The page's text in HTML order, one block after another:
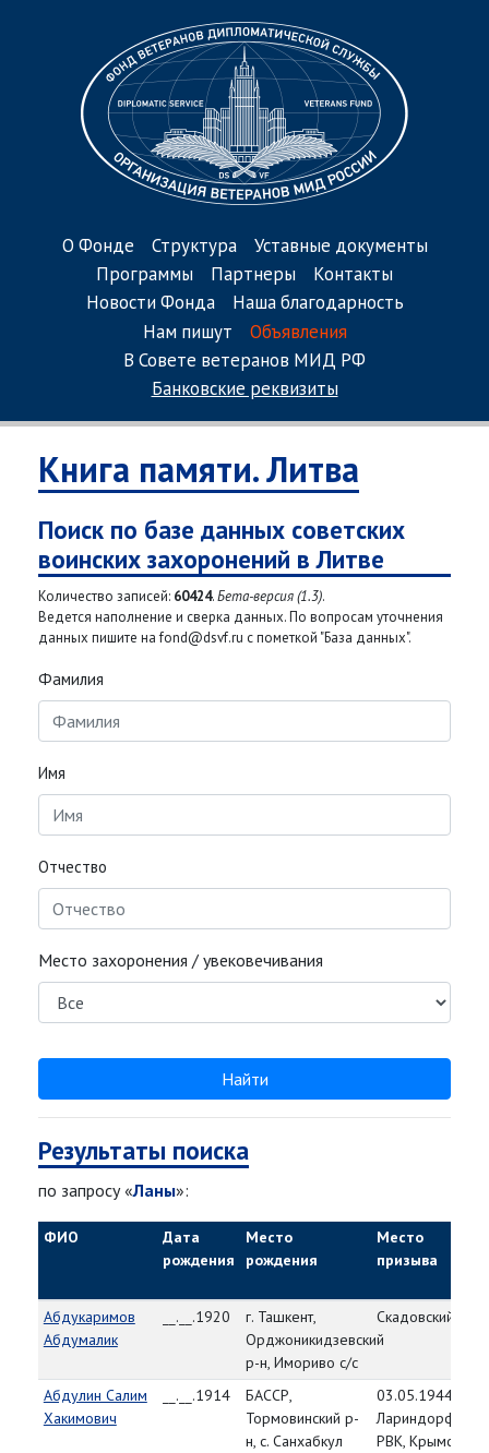
О Фонде Структура
Уставные документы
Программы
Партнеры
Контакты
Новости Фонда
Наша благодарность
Нам пишут
Объявления
В Совете ветеранов МИД РФ
Банковские реквизиты
Книга памяти. Литва
Поиск по базе данных советских
воинских захоронений в Литве
Количество записей: 60424.Бета-версия (1.3).
Ведется наполнение и сверка данных. По вопросам уточнения
данных пишите на fond@dsvf.ru с пометкой "База данных".
Фамилия
Имя
Отчество
Место захоронения / увековечивания
Найти
Результаты поиска
по запросу «Ланы»:
ФИО
Дата
рождения
Место
рождения
Место
призыва
Абдукаримов
Абдумалик
__.__.1920
г. Ташкент,
Орджоникидзевский
р-н, Имориво с/с
Скадовский РВК
Абдулин Салим
Хакимович
__.__.1914
БАССР,
Тормовинский р-
н, с. Санхабкул
03.05.1944,
Лариндорфский
РВК, Крымская